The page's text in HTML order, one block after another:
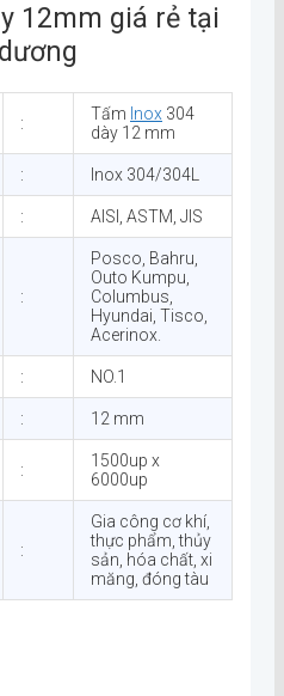
12mm giá rẻ tại
: Tấm Inox 304
dày 12 mm
: Inox 304/304L
: AISI, ASTM, JIS
:
Posco, Bahru,
Outo Kumpu,
Columbus,
Hyundai, Tisco,
Acerinox.
: NO.1
: 12 mm
:
1500up x
6000up
:
Gia công cơ khí,
thực phẩm, thủy
sản, hóa chất, xi
măng, đóng tàu